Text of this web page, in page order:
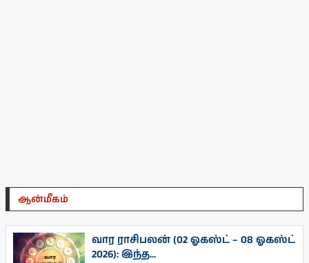
ஆன்மீகம்
வார ராசிபலன் (02 ஓகஸ்ட் – 08 ஓகஸ்ட்
2026): இந்த...